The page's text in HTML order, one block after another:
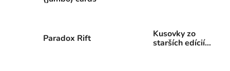
Paradox Rift
Kusovky zo
starších edícií